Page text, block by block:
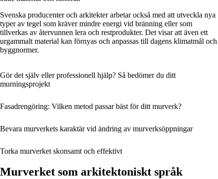
Svenska producenter och arkitekter arbetar också med att utveckla nya
typer av tegel som kräver mindre energi vid bränning eller som
tillverkas av återvunnen lera och restprodukter. Det visar att även ett
urgammalt material kan förnyas och anpassas till dagens klimatmål och
byggnormer.
Gör det själv eller professionell hjälp? Så bedömer du ditt
murningsprojekt
Fasadrengöring: Vilken metod passar bäst för ditt murverk?
Bevara murverkets karaktär vid ändring av murverksöppningar
Torka murverket skonsamt och effektivt
Murverket som arkitektoniskt språk